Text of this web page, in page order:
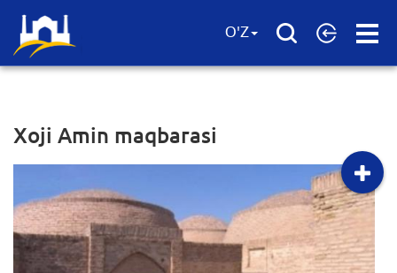
Open
O'Z
Xoji Amin maqbarasi